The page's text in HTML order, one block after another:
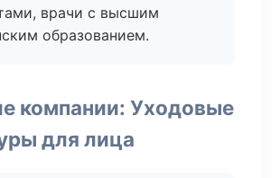
врачи с высшим
образованием.
компании: Уходовые
для лица